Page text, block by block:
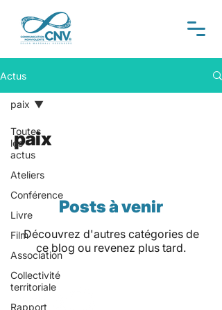
Actus
Toutes
les
actus
Ateliers
Conférence
Livre
Film
Association
Collectivité
territoriale
Rapport
paix
paix
Posts à venir
Découvrez d'autres catégories de
ce blog ou revenez plus tard.